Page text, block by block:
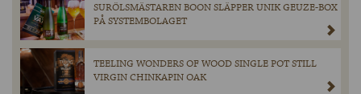
SURÖLSMÄSTAREN BOON SLÄPPER UNIK GEUZE-BOX
PÅ SYSTEMBOLAGET
TEELING WONDERS OF WOOD SINGLE POT STILL
VIRGIN CHINKAPIN OAK